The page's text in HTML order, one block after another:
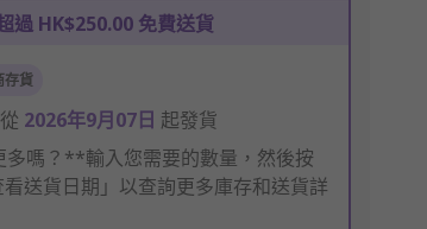
過 HK$250.00 免費送貨
存貨
2026年9月07日 起發貨
嗎？**輸入您需要的數量，然後按
送貨日期」以查詢更多庫存和送貨詳